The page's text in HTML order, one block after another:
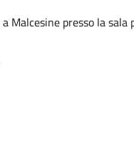
Malcesine presso la